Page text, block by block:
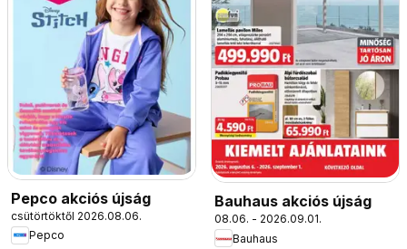
Pepco akciós újság
csütörtöktől 2026.08.06.
Pepco
Bauhaus akciós újság
08.06. - 2026.09.01.
Bauhaus